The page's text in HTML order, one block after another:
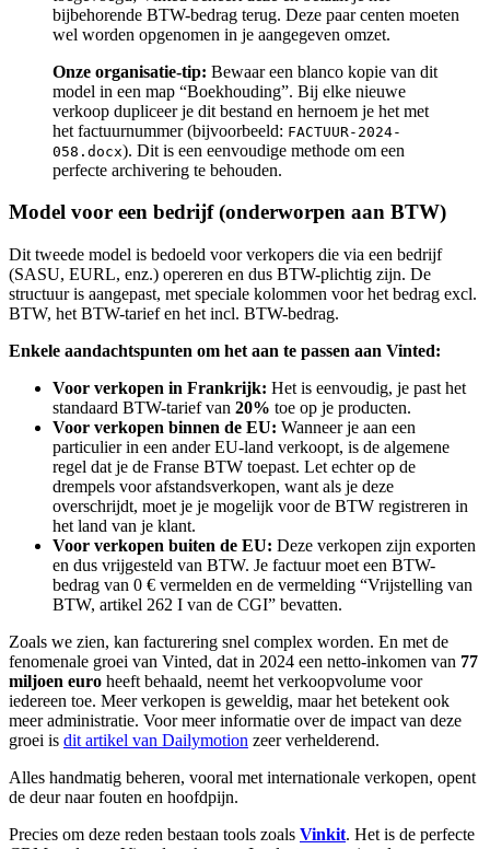
bijbehorende BTW-bedrag terug. Deze paar centen moeten
wel worden opgenomen in je aangegeven omzet.
Onze organisatie-tip: Bewaar een blanco kopie van dit
model in een map “Boekhouding”. Bij elke nieuwe
verkoop dupliceer je dit bestand en hernoem je het met
het factuurnummer (bijvoorbeeld: FACTUUR-2024-
058.docx). Dit is een eenvoudige methode om een
perfecte archivering te behouden.
Model voor een bedrijf (onderworpen aan BTW)
Dit tweede model is bedoeld voor verkopers die via een bedrijf
(SASU, EURL, enz.) opereren en dus BTW-plichtig zijn. De
structuur is aangepast, met speciale kolommen voor het bedrag excl.
BTW, het BTW-tarief en het incl. BTW-bedrag.
Enkele aandachtspunten om het aan te passen aan Vinted:
Voor verkopen in Frankrijk: Het is eenvoudig, je past het
standaard BTW-tarief van 20% toe op je producten.
Voor verkopen binnen de EU: Wanneer je aan een
particulier in een ander EU-land verkoopt, is de algemene
regel dat je de Franse BTW toepast. Let echter op de
drempels voor afstandsverkopen, want als je deze
overschrijdt, moet je je mogelijk voor de BTW registreren in
het land van je klant.
Voor verkopen buiten de EU: Deze verkopen zijn exporten
en dus vrijgesteld van BTW. Je factuur moet een BTW-
bedrag van 0 € vermelden en de vermelding “Vrijstelling van
BTW, artikel 262 I van de CGI” bevatten.
Zoals we zien, kan facturering snel complex worden. En met de
fenomenale groei van Vinted, dat in 2024 een netto-inkomen van 77
miljoen euro heeft behaald, neemt het verkoopvolume voor
iedereen toe. Meer verkopen is geweldig, maar het betekent ook
meer administratie. Voor meer informatie over de impact van deze
groei is dit artikel van Dailymotion zeer verhelderend.
Alles handmatig beheren, vooral met internationale verkopen, opent
de deur naar fouten en hoofdpijn.
Precies om deze reden bestaan tools zoals Vinkit. Het is de perfecte